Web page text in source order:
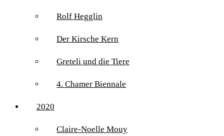
Rolf Hegglin
Der Kirsche Kern
Greteli und die Tiere
4. Chamer Biennale
2020
Claire-Noelle Mouy